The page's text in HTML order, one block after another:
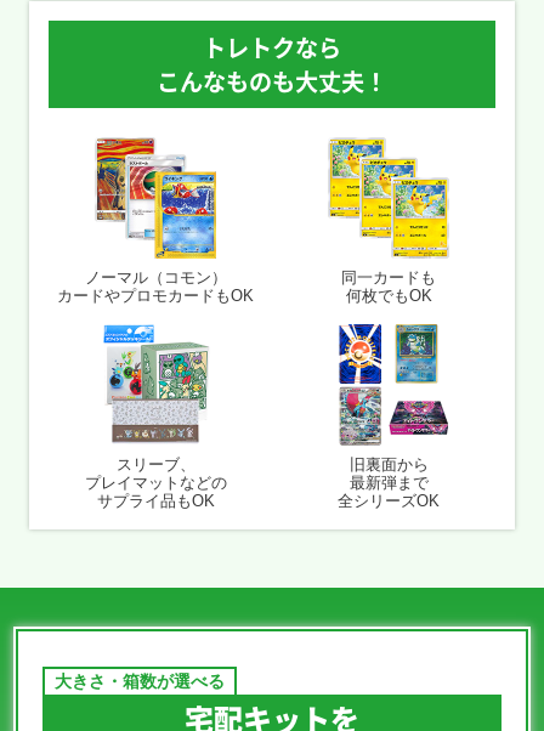
トレトクなら
こんなものも大丈夫！
ノーマル（コモン）
カードやプロモカードもOK
同一カードも
何枚でもOK
スリーブ、
プレイマットなどの
サプライ品もOK
旧裏面から
最新弾まで
全シリーズOK
宅配キットを